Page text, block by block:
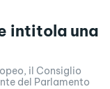
intitola una
il Consiglio
del Parlamento